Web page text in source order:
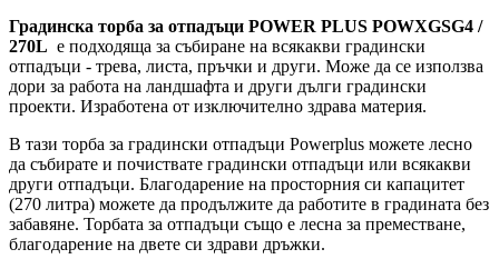
Градинска торба за отпадъци POWER PLUS POWXGSG4 /
270L е подходяща за събиране на всякакви градински
отпадъци - трева, листа, пръчки и други. Може да се използва
дори за работа на ландшафта и други дълги градински
проекти. Изработена от изключително здрава материя.
В тази торба за градински отпадъци Powerplus можете лесно
да събирате и почиствате градински отпадъци или всякакви
други отпадъци. Благодарение на просторния си капацитет
(270 литра) можете да продължите да работите в градината без
забавяне. Торбата за отпадъци също е лесна за преместване,
благодарение на двете си здрави дръжки.